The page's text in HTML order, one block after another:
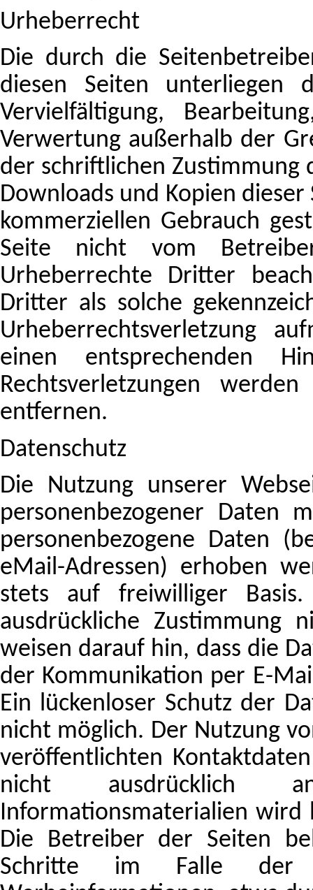
Urheberrecht
Die durch die
diesen Seiten unterliegen
Vervielfältigung,
Verwertung außerhalb der
der schriftlichen Zustimmung
Downloads und Kopien
kommerziellen Gebrauch
Seite nicht vom
Urheberrechte Dritter
Dritter als solche
Urheberrechtsverletzung
einen entsprechenden
Rechtsverletzungen
entfernen.
Datenschutz
Die Nutzung unserer
personenbezogener Daten
personenbezogene Daten
eMail-Adressen) erhoben
stets auf freiwilliger
ausdrückliche Zustimmung
weisen darauf hin, dass die
der Kommunikation per E-
Ein lückenloser Schutz der
nicht möglich. Der Nutzung
veröffentlichten
nicht ausdrücklich
Informationsmaterialien wird
Die Betreiber der Seiten
Schritte im Falle der